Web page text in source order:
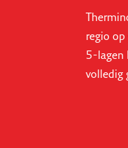
regio
5-lagen
volledig